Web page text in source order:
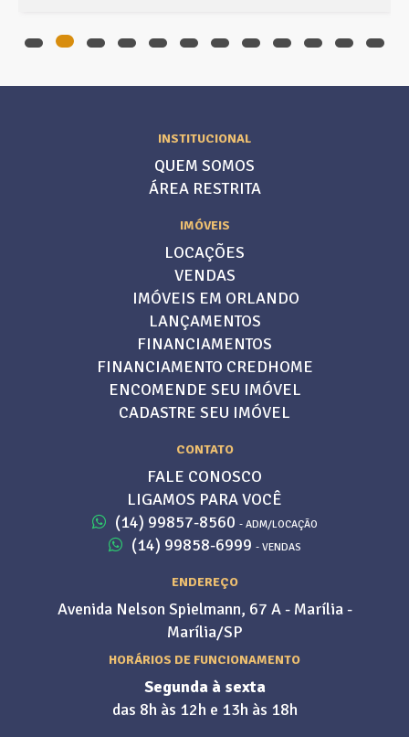
INSTITUCIONAL
QUEM SOMOS
ÁREA RESTRITA
IMÓVEIS
LOCAÇÕES
VENDAS
IMÓVEIS EM ORLANDO
LANÇAMENTOS
FINANCIAMENTOS
FINANCIAMENTO CREDHOME
ENCOMENDE SEU IMÓVEL
CADASTRE SEU IMÓVEL
CONTATO
FALE CONOSCO
LIGAMOS PARA VOCÊ
(14) 99857-8560 - ADM/LOCAÇÃO
(14) 99858-6999 - VENDAS
ENDEREÇO
Avenida Nelson Spielmann, 67 A - Marília -
Marília/SP
HORÁRIOS DE FUNCIONAMENTO
Segunda à sexta
das 8h às 12h e 13h às 18h